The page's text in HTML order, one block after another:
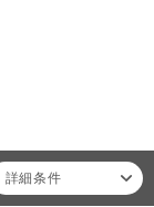
詳細条件